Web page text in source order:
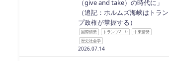
（give and take）の時代に」
（追記：ホルムズ海峡はトラン
プ政権が掌握する）
国際情勢 トランプ2．0
中東情勢
歴史社会学
2026.07.14